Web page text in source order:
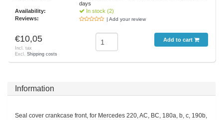
days
Availability:
In stock (2)
Reviews:
| Add your review
€10,05
Incl. tax
Excl. Shipping costs
Add to cart
Information
Seal cover crankcase front, for Mercedes 220, AC, BC, 180a, b, c, 190b,